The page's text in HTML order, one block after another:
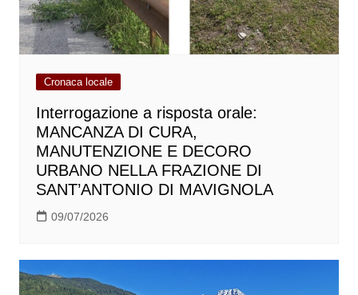
Cronaca locale
Interrogazione a risposta orale:
MANCANZA DI CURA,
MANUTENZIONE E DECORO
URBANO NELLA FRAZIONE DI
SANT’ANTONIO DI MAVIGNOLA
09/07/2026